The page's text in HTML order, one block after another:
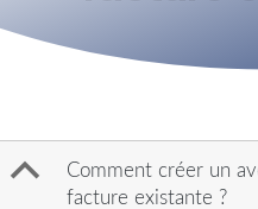
B
Comment créer un
facture existante ?